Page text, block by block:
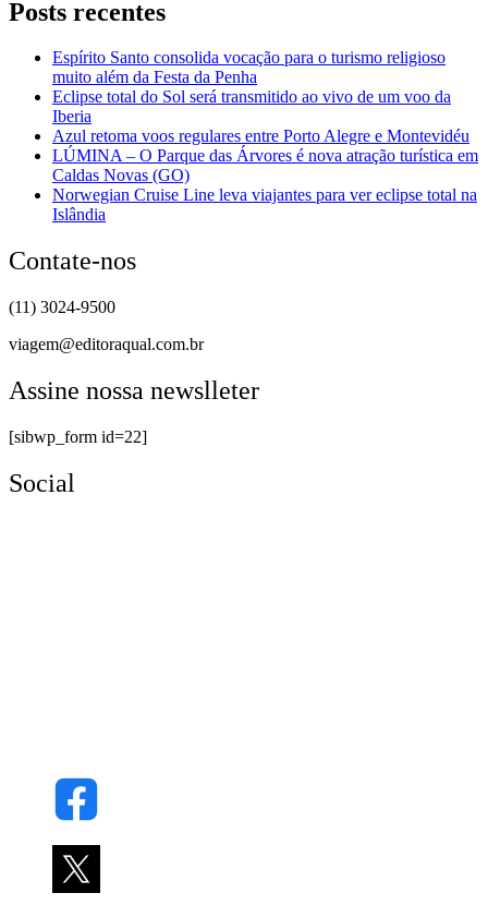
Posts recentes
Espírito Santo consolida vocação para o turismo religioso
muito além da Festa da Penha
Eclipse total do Sol será transmitido ao vivo de um voo da
Iberia
Azul retoma voos regulares entre Porto Alegre e Montevidéu
LÚMINA – O Parque das Árvores é nova atração turística em
Caldas Novas (GO)
Norwegian Cruise Line leva viajantes para ver eclipse total na
Islândia
Contate-nos
(11) 3024-9500
viagem@editoraqual.com.br
Assine nossa newslleter
[sibwp_form id=22]
Social